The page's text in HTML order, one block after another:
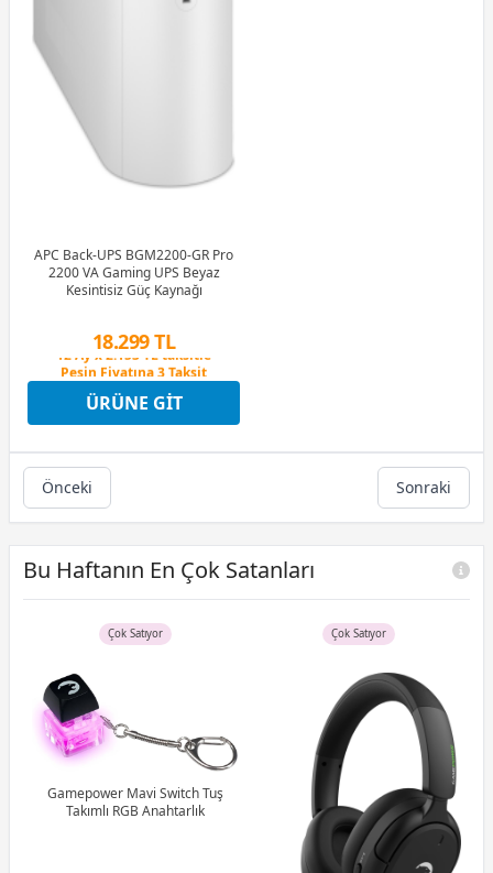
APC Back-UPS BGM2200-GR Pro
2200 VA Gaming UPS Beyaz
Kesintisiz Güç Kaynağı
18.299 TL
Peşin Fiyatına 3 Taksit
12 Ay x 2.153 TL taksitle
Peşin Fiyatına 3 Taksit
ÜRÜNE GIT
Önceki Sonraki
Bu Haftanın En Çok Satanları
Çok Satıyor
Gamepower Mavi Switch Tuş
Takımlı RGB Anahtarlık
Çok Satıyor